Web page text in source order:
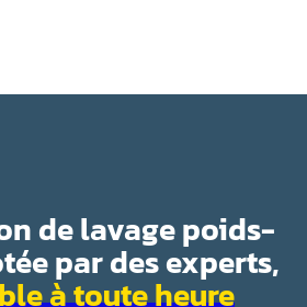
de lavage poids-
par des experts,
à toute heure